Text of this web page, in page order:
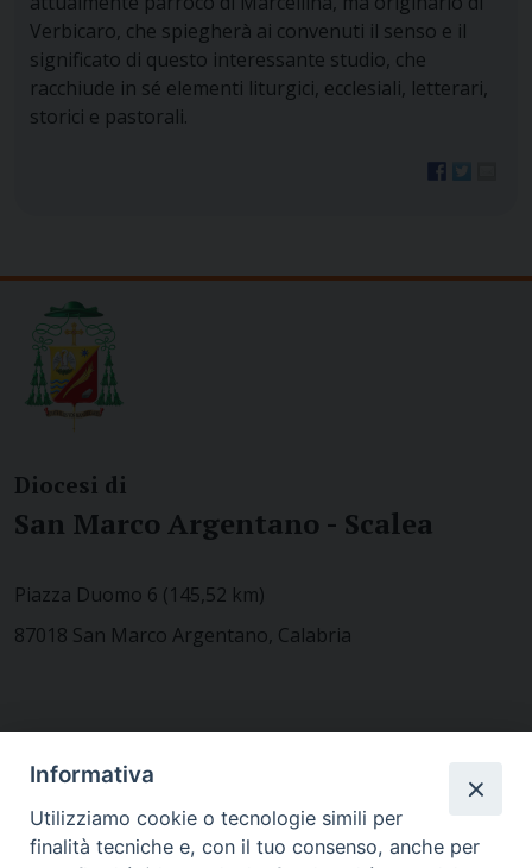
Verbicaro, che spiegherà ai convenuti il senso e il
significato di questo interessante studio, che
racchiude in sé elementi liturgici, ecclesiali, letterari,
storici e pastorali.
Diocesi di
San Marco Argentano - Scalea
Piazza Duomo 6 (145,52 km)
87018 San Marco Argentano, Calabria
MODULISTICA
Informativa
Utilizziamo cookie o tecnologie simili per
finalità tecniche e, con il tuo consenso, anche per